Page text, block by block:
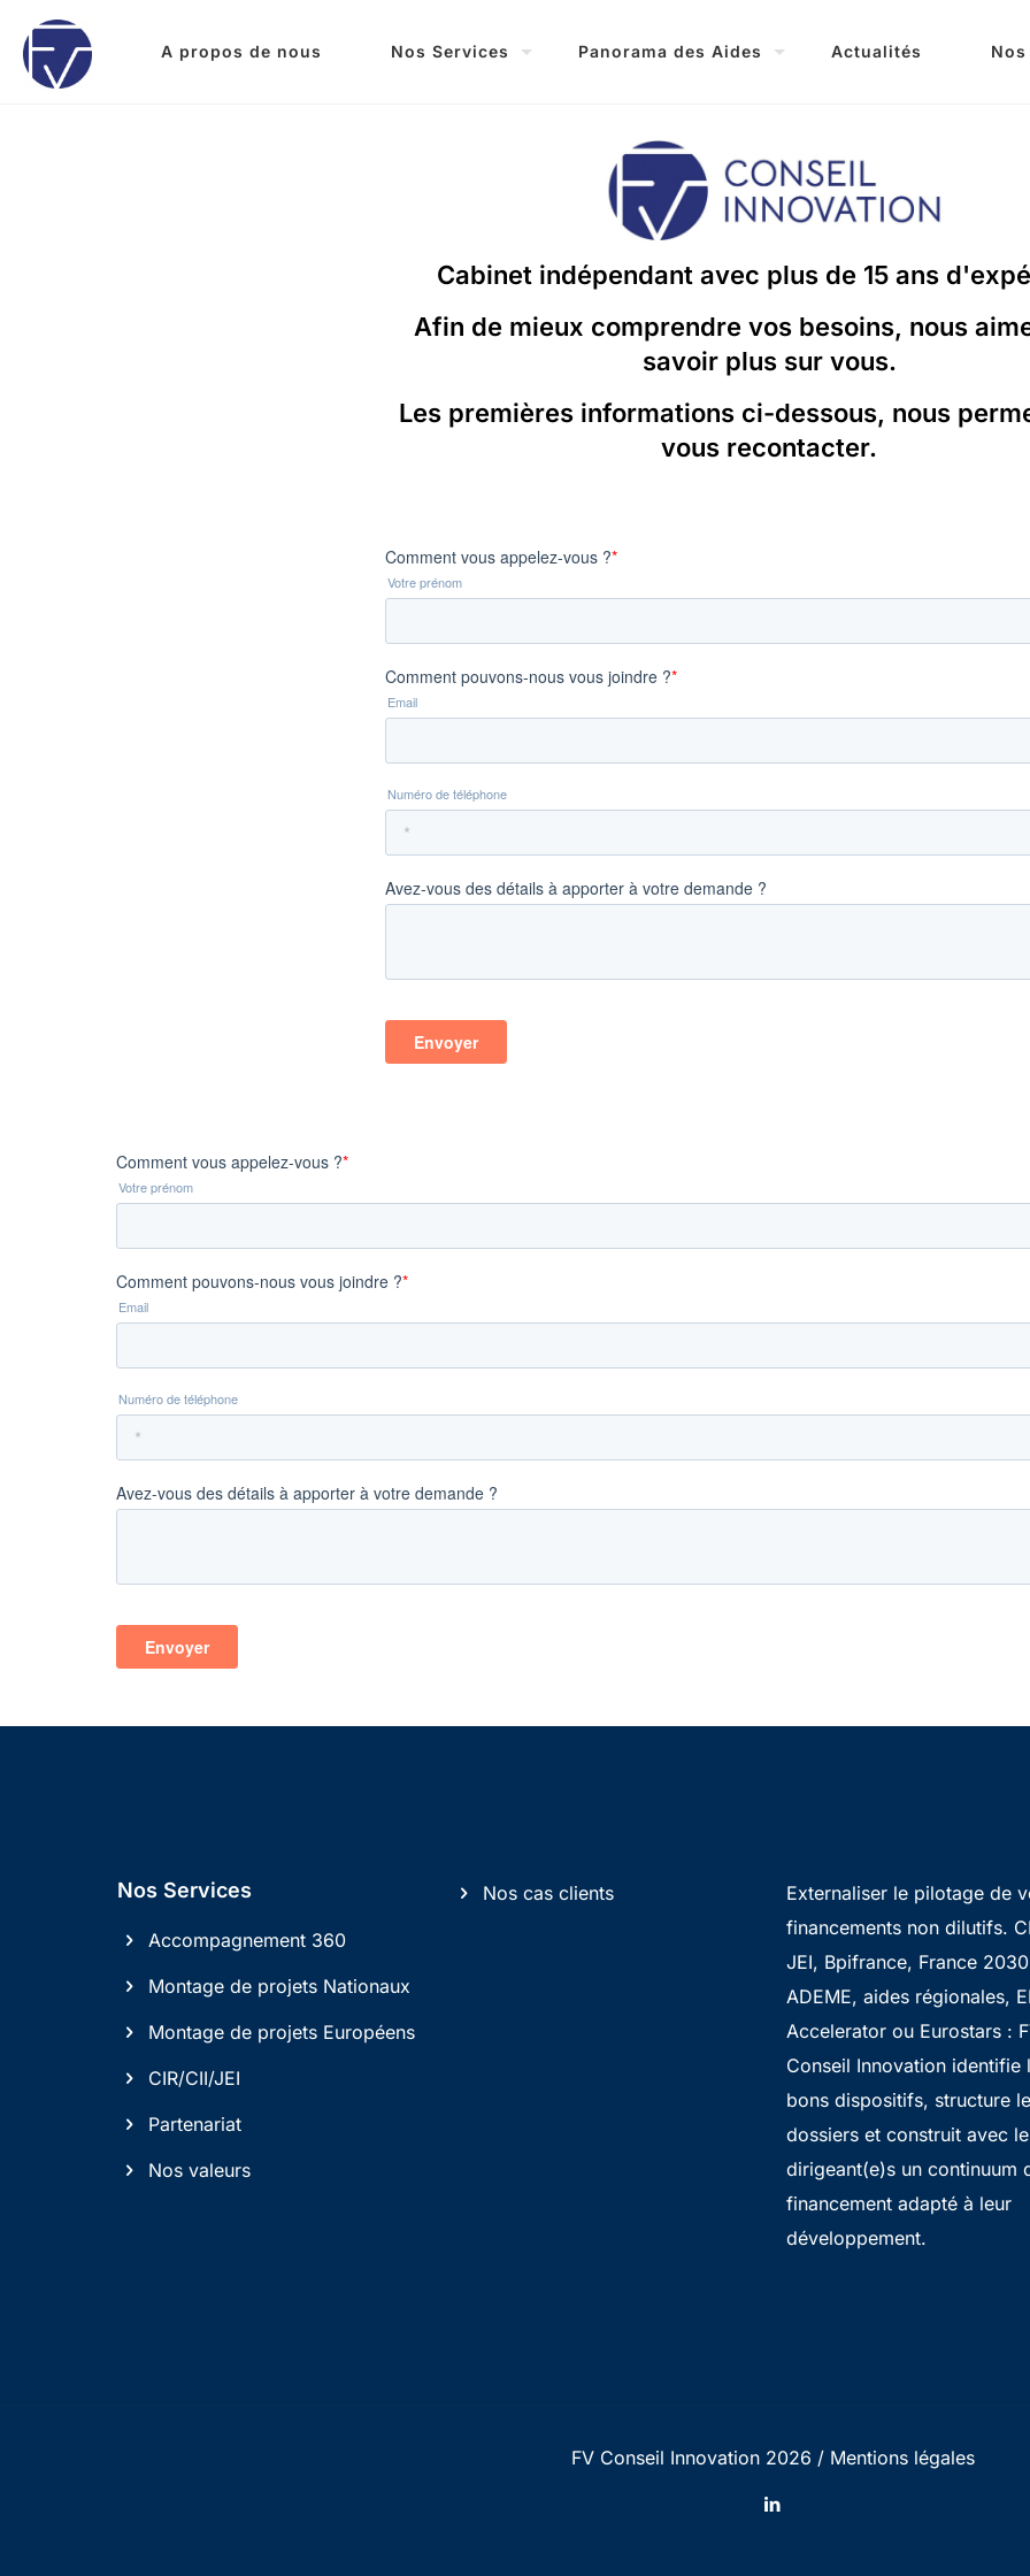
A propos de nous Nos Services Panorama des Aides Actualités
Cabinet indépendant avec plus de 15 ans
Afin de mieux comprendre vos besoins, nous
savoir plus sur vous.
Les premières informations ci-dessous, nous
vous recontacter.
Nos Services
Accompagnement 360
Montage de projets Nationaux
Montage de projets Européens
CIR/CII/JEI
Partenariat
Nos valeurs
Nos cas clients
Externaliser le pilotage de
financements non dilutifs.
JEI, Bpifrance, France
ADEME, aides régionales,
Accelerator ou Eurostars :
Conseil Innovation identifie
bons dispositifs, structure
dossiers et construit avec
dirigeant(e)s un continuum
financement adapté à leur
développement.
FV Conseil Innovation 2026 / Mentions légales